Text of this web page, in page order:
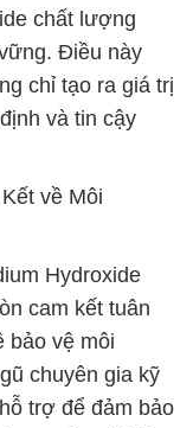
chất lượng
Điều này
chỉ tạo ra giá trị
và tin cậy
về Môi
Hydroxide
cam kết tuân
bảo vệ môi
chuyên gia kỹ
trợ để đảm bảo